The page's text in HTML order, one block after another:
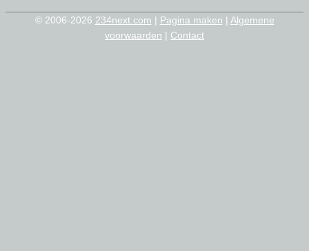
© 2006-2026 234next.com | Pagina maken | Algemene
voorwaarden | Contact